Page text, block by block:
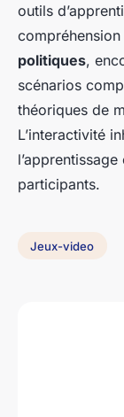
outils
compréhension
politiques,
scénarios
théoriques de
L’interactivité
participants.
Jeux-video